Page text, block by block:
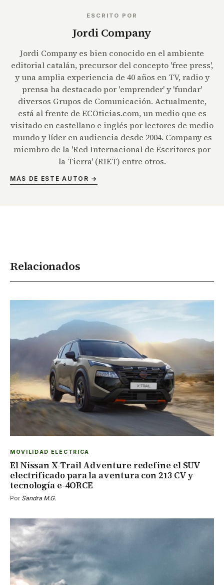
ESCRITO POR
Jordi Company
Jordi Company es bien conocido en el ambiente
editorial catalán, precursor del concepto 'free press',
y una amplia experiencia de 40 años en TV, radio y
prensa ha destacado por 'emprender' y 'fundar'
diversos Grupos de Comunicación. Actualmente,
está al frente de ECOticias.com, un medio que es
visitado en castellano e inglés por lectores de medio
mundo y líder en audiencia desde 2004. Company es
miembro de la 'Red Internacional de Escritores por
la Tierra' (RIET) entre otros.
MÁS DE ESTE AUTOR →
Relacionados
MOVILIDAD ELÉCTRICA
El Nissan X-Trail Adventure redefine el SUV
electrificado para la aventura con 213 CV y
tecnología e-4ORCE
Por Sandra M.G.